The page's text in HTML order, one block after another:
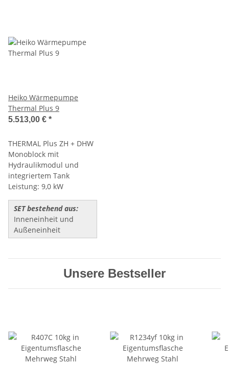
Heiko Wärmepumpe
Thermal Plus 9
5.513,00 € *
THERMAL Plus ZH + DHW
Monoblock mit
Hydraulikmodul und
integriertem Tank
Leistung: 9,0 kW
SET bestehend aus:
Inneneinheit und
Außeneinheit
Unsere Bestseller